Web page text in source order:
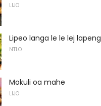
LIJO
Lipeo langa le le lej lapeng
NTLO
Mokuli oa mahe
LIJO